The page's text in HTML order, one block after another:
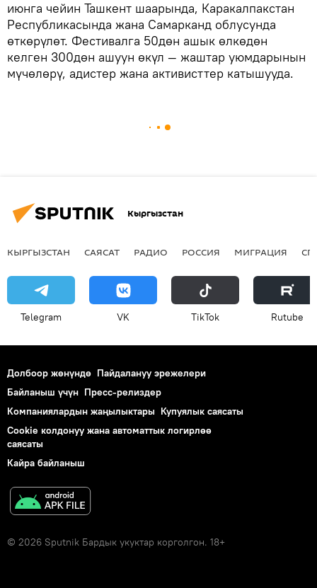
июнга чейин Ташкент шаарында, Каракалпакстан
Республикасында жана Самарканд облусунда
өткөрүлөт. Фестивалга 50дөн ашык өлкөдөн
келген 300дөн ашуун өкүл — жаштар уюмдарынын
мүчөлөрү, адистер жана активисттер катышууда.
Кыргызстан
КЫРГЫЗСТАН САЯСАТ РАДИО РОССИЯ МИГРАЦИЯ
Telegram VK ТikТоk Rutube
Долбоор жөнүндө Пайдалануу эрежелери
Байланыш үчүн Пресс-релиздер
Компаниялардын жаңылыктары Купуялык саясаты
Cookie колдонуу жана автоматтык логирлөө
саясаты
Кайра байланыш
© 2026 Sputnik Бардык укуктар корголгон. 18+